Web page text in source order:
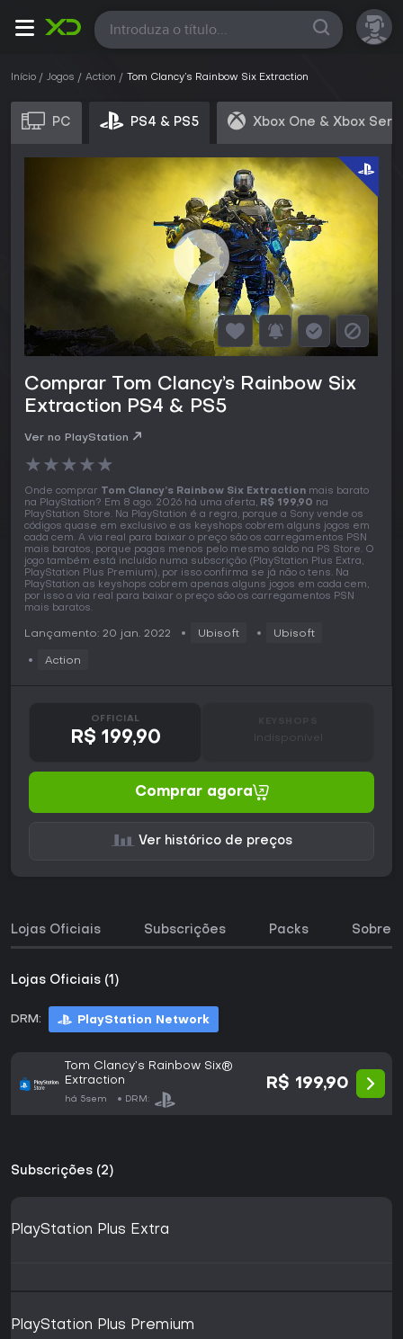
Todas
Início Jogos Action Tom Clancy’s Rainbow Six Extraction
PC PS4 & PS5 Xbox One & Xbox
Comprar Tom Clancy’s Rainbow Six
Extraction PS4 & PS5
Ver no PlayStation
★★★★★
Onde comprar Tom Clancy’s Rainbow Six Extraction mais barato
na PlayStation? Em 8 ago. 2026 há uma oferta, R$ 199,90 na
PlayStation Store. Na PlayStation é a regra, porque a Sony vende os
códigos quase em exclusivo e as keyshops cobrem alguns jogos em
cada cem. A via real para baixar o preço são os carregamentos PSN
mais baratos, porque pagas menos pelo mesmo saldo na PS Store. O
jogo também está incluído numa subscrição (PlayStation Plus Extra,
PlayStation Plus Premium), por isso confirma se já não o tens. Na
PlayStation as keyshops cobrem apenas alguns jogos em cada cem,
por isso a via real para baixar o preço são os carregamentos PSN
mais baratos.
Lançamento: 20 jan. 2022 Ubisoft Ubisoft
Action
OFFICIAL
R$ 199,90 Indisponível
Comprar agora
Ver histórico de preços
Lojas Oficiais Subscrições Packs Sobre
Lojas Oficiais (1)
DRM: PlayStation Network
Tom Clancy’s Rainbow Six®
Extraction
há 5sem DRM:
R$ 199,90
Subscrições (2)
PlayStation Plus Extra
PlayStation Plus Premium